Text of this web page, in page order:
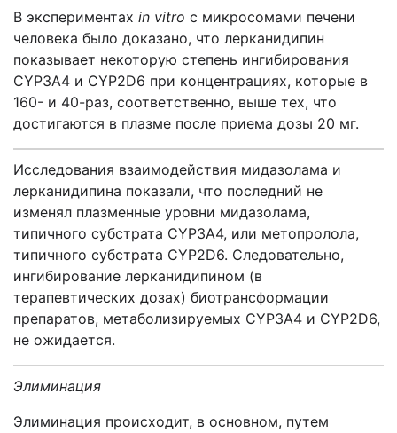
В экспериментах in vitro с микросомами печени
человека было доказано, что лерканидипин
показывает некоторую степень ингибирования
CYP3A4 и CYP2D6 при концентрациях, которые в
160- и 40-раз, соответственно, выше тех, что
достигаются в плазме после приема дозы 20 мг.
Исследования взаимодействия мидазолама и
лерканидипина показали, что последний не
изменял плазменные уровни мидазолама,
типичного субстрата CYP3A4, или метопролола,
типичного субстрата CYP2D6. Следовательно,
ингибирование лерканидипином (в
терапевтических дозах) биотрансформации
препаратов, метаболизируемых CYP3A4 и CYP2D6,
не ожидается.
Элиминация
Элиминация происходит, в основном, путем